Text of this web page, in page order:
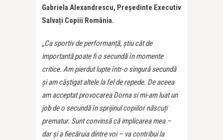
Gabriela Alexandrescu, Președinte Executiv
Salvați Copiii România.
„Ca sportiv de performanță, știu cât de
importantă poate fi o secundă în momente
critice. Am pierdut lupte într-o singură secundă
și am câștigat altele la fel de repede. De aceea
am acceptat provocarea Dorna si mi-am luat un
job de o secundă în sprijinul copiilor născuți
prematur. Sunt convinsă că implicarea mea –
dar și a fiecăruia dintre voi – va contribui la